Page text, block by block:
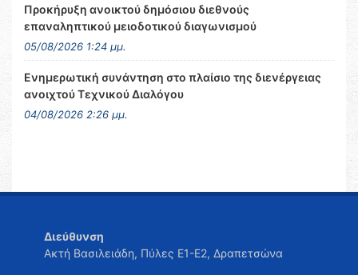
Προκήρυξη ανοικτού δημόσιου διεθνούς
επαναληπτικού μειοδοτικού διαγωνισμού
05/08/2026 1:24 μμ.
Ενημερωτική συνάντηση στο πλαίσιο της διενέργειας
ανοιχτού Τεχνικού Διαλόγου
04/08/2026 2:26 μμ.
Διεύθυνση
Ακτή Βασιλειάδη, Πύλες Ε1-Ε2, Δραπετσώνα